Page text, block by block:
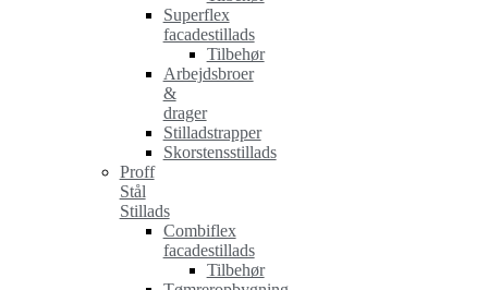
Superflex
facadestillads
Tilbehør
Arbejdsbroer
&
drager
Stilladstrapper
Skorstensstillads
Proff
Stål
Stillads
Combiflex
facadestillads
Tilbehør